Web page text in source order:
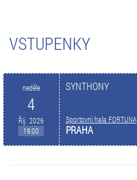
VSTUPENKY
neděle
4
Říj. 2026
19:00
SYNTHONY
Sportovní hala FORTUNA
PRAHA